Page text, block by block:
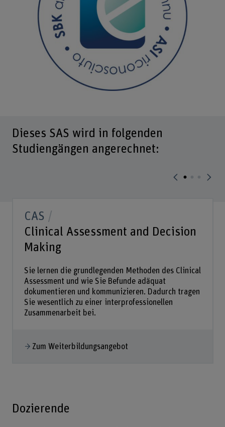
Dieses SAS wird in folgenden
Studiengängen angerechnet:
CAS
Clinical Assessment and Decision
Making
Sie lernen die grundlegenden Methoden des Clinical
Assessment und wie Sie Befunde adäquat
dokumentieren und kommunizieren. Dadurch tragen
Sie wesentlich zu einer interprofessionellen
Zusammenarbeit bei.
Zum Weiterbildungsangebot
Dozierende